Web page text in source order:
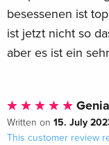
besessenen ist
ist jetzt nicht so
aber es ist ein
Written on 15. July
This customer review